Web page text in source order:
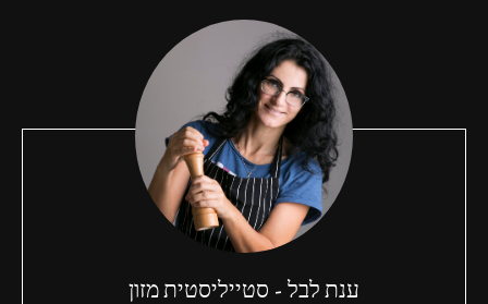
ענת לבל - סטייליסטית מזון